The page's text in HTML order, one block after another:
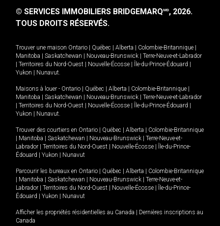
© SERVICES IMMOBILIERS BRIDGEMARQMD, 2026.
TOUS DROITS RÉSERVÉS.
Trouver une maison Ontario Québec Alberta Colombie-Britannique
Manitoba
Saskatchewan Nouveau-Brunswick
Terre-Neuve-et-Labrador
Territoires du Nord-Ouest Nouvelle-Écosse Île-du-Prince-Édouard
Yukon
Nunavut.
Maisons à louer - Ontario Québec Alberta Colombie-Britannique
Manitoba
Saskatchewan Nouveau-Brunswick
Terre-Neuve-et-Labrador
Territoires du Nord-Ouest Nouvelle-Écosse Île-du-Prince-Édouard
Yukon
Nunavut.
Trouver des courtiers en Ontario Québec Alberta
Colombie-Britannique
Manitoba Saskatchewan Nouveau-Brunswick
Terre-Neuve-et-
Labrador
Territoires du Nord-Ouest Nouvelle-Écosse
Île-du-Prince-
Édouard
Yukon Nunavut
Parcourir les bureaux en Ontario Québec Alberta
Colombie-Britannique
Manitoba Saskatchewan Nouveau-Brunswick
Terre-Neuve-et-
Labrador
Territoires du Nord-Ouest Nouvelle-Écosse
Île-du-Prince-
Édouard
Yukon Nunavut
Afficher les propriétés résidentielles au Canada
Dernières inscriptions au
Canada